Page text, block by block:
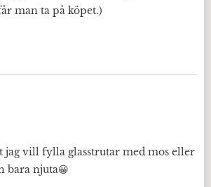
man ta på köpet.)
jag vill fylla glasstrutar med mos eller
bara njuta😀